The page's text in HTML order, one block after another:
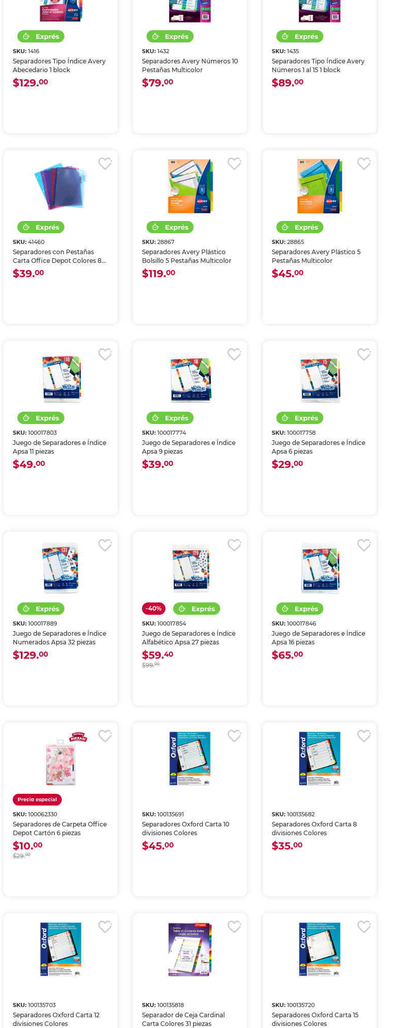
SKU: 1416
Separadores Tipo Índice Avery
Abecedario 1 block
$129.00
SKU:1432
Separadores Avery Números 10
Pestañas Multicolor
$79.00
SKU: 1435
Separadores Tipo Índice Avery
Números 1 al 15 1 block
$89.00
SKU: 41460
Separadores con Pestañas
Carta Office Depot Colores 8
piezas
$39.00
SKU:28867
Separadores Avery Plástico
Bolsillo 5 Pestañas Multicolor
$119.00
SKU: 28865
Separadores Avery Plástico 5
Pestañas Multicolor
$45.00
SKU: 100017803
Juego de Separadores e Índice
Apsa 11 piezas
$49.00
SKU:100017774
Juego de Separadores e Índice
Apsa 9 piezas
$39.00
SKU: 100017758
Juego de Separadores e Índice
Apsa 6 piezas
$29.00
SKU: 100017889
Juego de Separadores e Índice
Numerados Apsa 32 piezas
$129.00
-40%
SKU:100017854
Juego de Separadores e Índice
Alfabético Apsa 27 piezas
$59.40
$99.00
SKU: 100017846
Juego de Separadores e Índice
Apsa 16 piezas
$65.00
SKU: 100062330
Separadores de Carpeta Office
Depot Cartón 6 piezas
$10.00
$29.00
SKU:100135691
Separadores Oxford Carta 10
divisiones Colores
$45.00
SKU: 100135682
Separadores Oxford Carta 8
divisiones Colores
$35.00
SKU: 100135703
Separadores Oxford Carta 12
divisiones Colores
SKU:100135818
Separador de Ceja Cardinal
Carta Colores 31 piezas
SKU: 100135720
Separadores Oxford Carta 15
divisiones Colores